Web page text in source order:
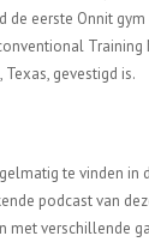
de eerste Onnit
Training
gevestigd is.
te vinden in
podcast van
met verschillende